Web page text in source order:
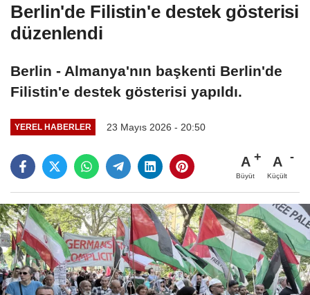
Berlin'de Filistin'e destek gösterisi
düzenlendi
Berlin - Almanya'nın başkenti Berlin'de
Filistin'e destek gösterisi yapıldı.
YEREL HABERLER 23 Mayıs 2026 - 20:50
A
Büyüt
A
Küçült